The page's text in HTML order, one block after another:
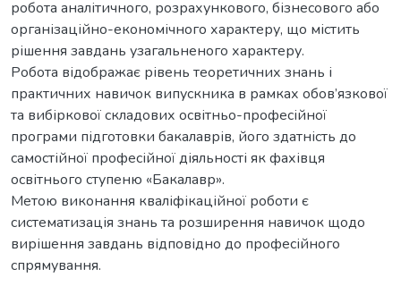
робота аналітичного, розрахункового, бізнесового або
організаційно-економічного характеру, що містить
рішення завдань узагальненого характеру.
Робота відображає рівень теоретичних знань і
практичних навичок випускника в рамках обов’язкової
та вибіркової складових освітньо-професійної
програми підготовки бакалаврів, його здатність до
самостійної професійної діяльності як фахівця
освітнього ступеню «Бакалавр».
Метою виконання кваліфікаційної роботи є
систематизація знань та розширення навичок щодо
вирішення завдань відповідно до професійного
спрямування.